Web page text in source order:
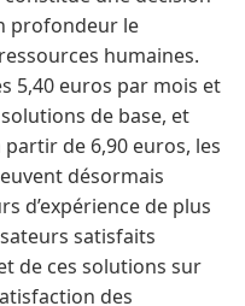
profondeur le
humaines.
5,40 euros par mois et
de base, et
de 6,90 euros, les
désormais
d’expérience de plus
satisfaits
de ces solutions sur
des